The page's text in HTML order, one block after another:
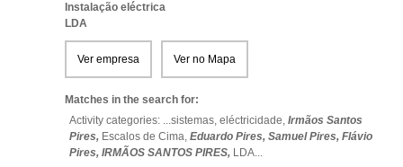
Instalação eléctrica
LDA
Ver empresa Ver no Mapa
Matches in the search for:
Activity categories: ...sistemas, eléctricidade, Irmãos Santos
Pires, Escalos de Cima, Eduardo Pires, Samuel Pires, Flávio
Pires, IRMÃOS SANTOS PIRES, LDA...